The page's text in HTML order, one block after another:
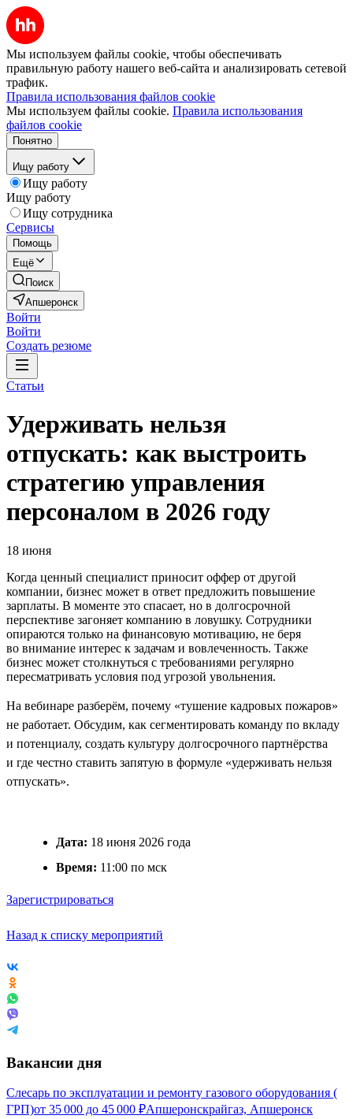
Мы используем файлы cookie, чтобы обеспечивать
правильную работу нашего веб-сайта и анализировать сетевой
трафик.
Правила использования файлов cookie
Мы используем файлы cookie. Правила использования
файлов cookie
Понятно
Ищу работу
Ищу работу
Ищу работу
Ищу сотрудника
Сервисы
Помощь
Ещё
Поиск
Апшеронск
Войти
Войти
Создать резюме
Статьи
Удерживать нельзя
отпускать: как выстроить
стратегию управления
персоналом в 2026 году
18 июня
Когда ценный специалист приносит оффер от другой
компании, бизнес может в ответ предложить повышение
зарплаты. В моменте это спасает, но в долгосрочной
перспективе загоняет компанию в ловушку. Сотрудники
опираются только на финансовую мотивацию, не беря
во внимание интерес к задачам и вовлеченность. Также
бизнес может столкнуться с требованиями регулярно
пересматривать условия под угрозой увольнения.
На вебинаре разберём, почему «тушение кадровых пожаров»
не работает. Обсудим, как сегментировать команду по вкладу
и потенциалу, создать культуру долгосрочного партнёрства
и где честно ставить запятую в формуле «удерживать нельзя
отпускать».
Дата: 18 июня 2026 года
Время: 11:00 по мск
Зарегистрироваться
Назад к списку мероприятий
Вакансии дня
Слесарь по эксплуатации и ремонту газового оборудования (
ГРП)от 35 000 до 45 000 ₽Апшеронскрайгаз, Апшеронск